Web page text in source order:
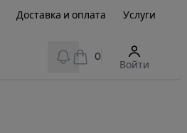
Доставка и оплата Услуги
View notifications
0
Войти